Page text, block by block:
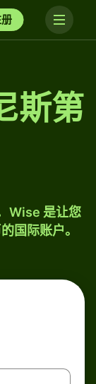
斯第
Wise 是让您
国际账户。